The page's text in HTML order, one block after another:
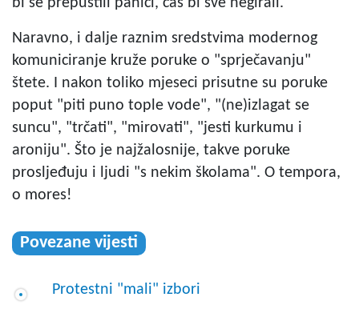
Naravno, i dalje raznim sredstvima modernog
komuniciranje kruže poruke o "sprječavanju"
štete. I nakon toliko mjeseci prisutne su poruke
poput "piti puno tople vode", "(ne)izlagat se
suncu", "trčati", "mirovati", "jesti kurkumu i
aroniju". Što je najžalosnije, takve poruke
prosljeđuju i ljudi "s nekim školama". O tempora,
o mores!
Povezane vijesti
Protestni "mali" izbori